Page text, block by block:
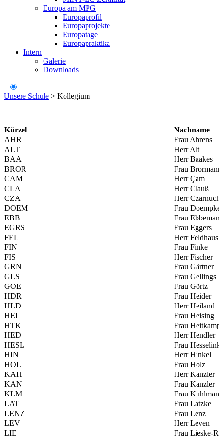
Europa am MPG
Europaprofil
Europaprojekte
Europatage
Europapraktika
Intern
Galerie
Downloads
Unsere Schule > Kollegium
Kürzel Nachname
AHR
Frau Ahrens
ALT
Herr Alt
BAA
Herr Baakes
BROR
Frau
CAM
Herr Çam
CLA
Herr Clauß
CZA
Herr Czarnuch
DOEM
Frau
EBB
Frau
EGRS
Frau Eggers
FEL
Herr Feldhaus
FIN
Frau Finke
FIS
Herr Fischer
GRN
Frau Gärtner
GLS
Frau Gellings
GOE
Frau Görtz
HDR
Frau Heider
HLD
Herr Heiland
HEI
Frau Heising
HTK
Frau
HED
Herr Hendler
HESL
Frau
HIN
Herr Hinkel
HOL
Frau Holz
KAH
Herr Kanzler
KAN
Frau Kanzler
KLM
Frau
LAT
Frau Latzke
LENZ
Frau Lenz
LEV
Herr Leven
LIE
Frau Lieske-